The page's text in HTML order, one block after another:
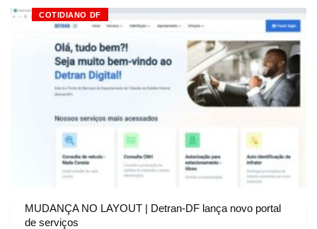
COTIDIANO DF
MUDANÇA NO LAYOUT | Detran-DF lança novo portal
de serviços